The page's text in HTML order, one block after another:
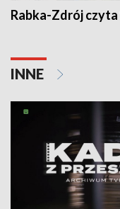
Rabka-Zdrój czyta
INNE